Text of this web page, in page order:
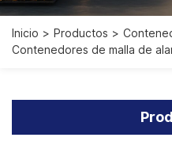
Inicio Productos
Contenedores de malla de